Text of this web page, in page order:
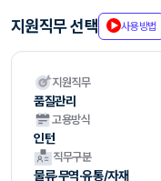
지원직무 선택 사용방법
지원직무
품질관리
고용방식
인턴
직무구분
물류·무역·유통/자재